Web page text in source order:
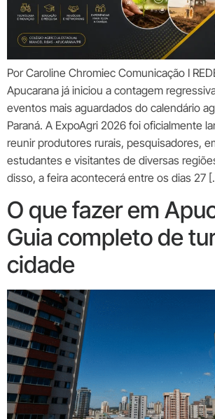
Por Caroline Chromiec Comunicação I
Apucarana já iniciou a contagem
eventos mais aguardados do calendário
Paraná. A ExpoAgri 2026 foi oficialmente
reunir produtores rurais, pesquisadores,
estudantes e visitantes de diversas
disso, a feira acontecerá entre os dias 27
O que fazer em
Guia completo de
cidade